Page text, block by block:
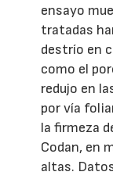
ensayo
tratadas
destrío en
como el
redujo en
por vía
la firmeza
Codan, en
altas.